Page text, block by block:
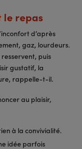
le repas
d’après
gaz, lourdeurs.
resservent, puis
gustatif, la
rappelle-t-il.
au plaisir,
à la convivialité.
idée parfois